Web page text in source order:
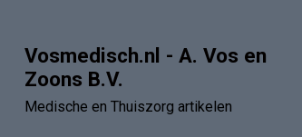
Vosmedisch.nl - A. Vos en
Zoons B.V.
Medische en Thuiszorg artikelen